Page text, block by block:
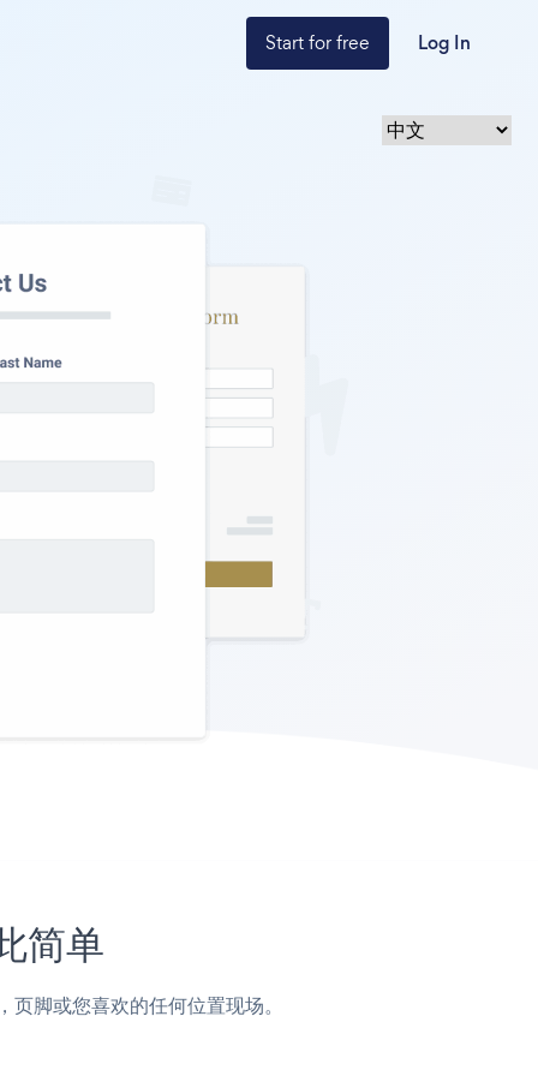
Start for free Log In
简单
脚或您喜欢的任何位置现场。